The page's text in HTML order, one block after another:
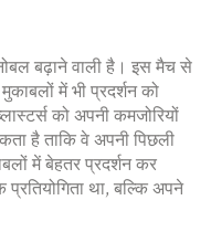
बढ़ाने वाली है। इस मैच से
में भी प्रदर्शन को
को अपनी कमजोरियों
है ताकि वे अपनी पिछली
में बेहतर प्रदर्शन कर
था, बल्कि अपने